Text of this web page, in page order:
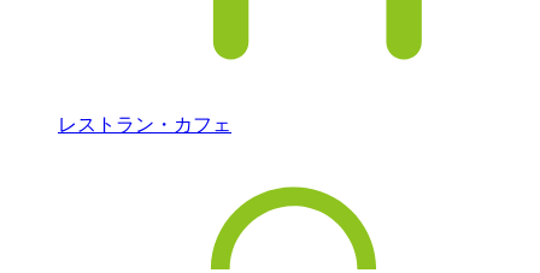
レストラン・カフェ